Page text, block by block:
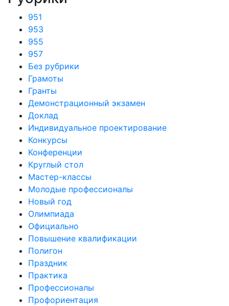
951
953
955
957
Без рубрики
Грамоты
Гранты
Демонстрационный экзамен
Доклад
Индивидуальное проектирование
Конкурсы
Конференции
Круглый стол
Мастер-классы
Молодые профессионалы
Новый год
Олимпиада
Официально
Повышение квалификации
Полигон
Праздник
Практика
Профессионалы
Профориентация